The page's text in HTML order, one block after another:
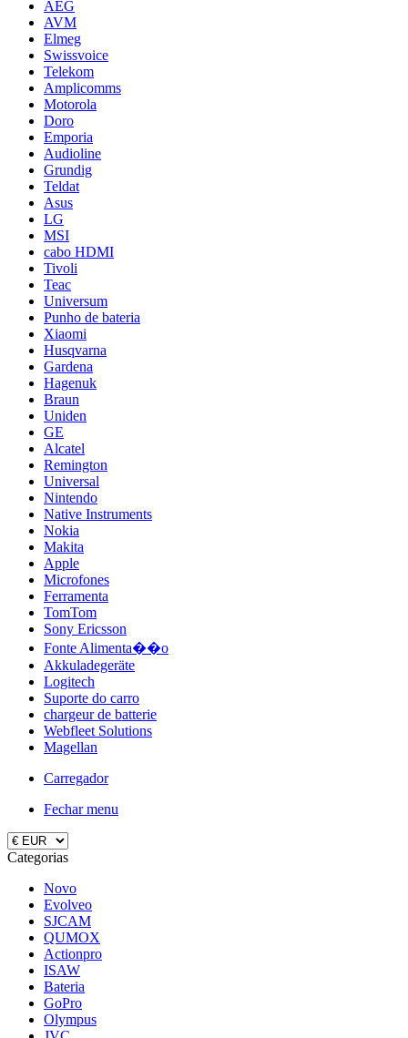
AEG
AVM
Elmeg
Swissvoice
Telekom
Amplicomms
Motorola
Doro
Emporia
Audioline
Grundig
Teldat
Asus
LG
MSI
cabo HDMI
Tivoli
Teac
Universum
Punho de bateria
Xiaomi
Husqvarna
Gardena
Hagenuk
Braun
Uniden
GE
Alcatel
Remington
Universal
Nintendo
Native Instruments
Nokia
Makita
Apple
Microfones
Ferramenta
TomTom
Sony Ericsson
Fonte Alimenta��o
Akkuladegeräte
Logitech
Suporte do carro
chargeur de batterie
Webfleet Solutions
Magellan
Carregador
Fechar menu
Categorias
Novo
Evolveo
SJCAM
QUMOX
Actionpro
ISAW
Bateria
GoPro
Olympus